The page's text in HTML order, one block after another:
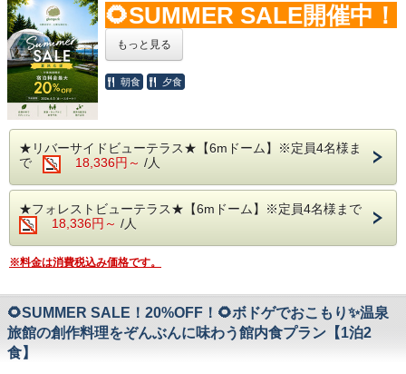
🌻SUMMER SALE開催中！
🌻
ボードゲームでおこもりプラン✨
ボードゲームを無料貸出！
●フロントで借りたいボードゲームをおっしゃって
ください。
●ボードゲームは大切に扱い、遊んだあとはフロン
トに戻していただくようお願いいたします。
(故意の紛失、損壊はお客様に請求する場合がござ
います。)
【 お食事 】
栃木の魅力がぎゅっと詰まった豪華なグランピング
ディナーをご用意しました。
もっと見る
朝食 夕食
★リバーサイドビューテラス★【6mドーム】※定員4名様ま
で
18,336円～ /人
★フォレストビューテラス★【6mドーム】※定員4名様まで
18,336円～ /人
※料金は消費税込み価格です。
🌻SUMMER SALE！20%OFF！🌻ボドゲでおこもり✨温泉
旅館の創作料理をぞんぶんに味わう館内食プラン【1泊2
食】